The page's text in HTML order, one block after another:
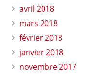
avril 2018
mars 2018
février 2018
janvier 2018
novembre 2017